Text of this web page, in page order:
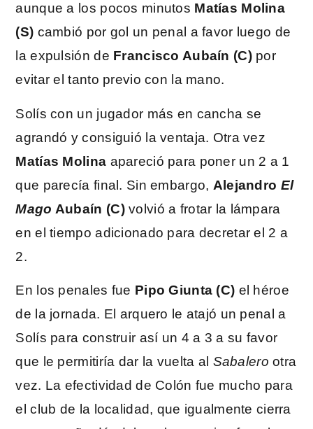
aunque a los pocos minutos Matías Molina
(S) cambió por gol un penal a favor luego de
la expulsión de Francisco Aubaín (C)por
evitar el tanto previo con la mano.
Solís con un jugador más en cancha se
agrandó y consiguió la ventaja. Otra vez
Matías Molina apareció para poner un 2 a 1
que parecía final. Sin embargo, Alejandro El
Mago Aubaín (C)volvió a frotar la lámpara
en el tiempo adicionado para decretar el 2 a
2.
En los penales fue Pipo Giunta (C) el héroe
de la jornada. El arquero le atajó un penal a
Solís para construir así un 4 a 3 a su favor
que le permitiría dar la vuelta al Sabalero otra
vez. La efectividad de Colón fue mucho para
el club de la localidad, que igualmente cierra